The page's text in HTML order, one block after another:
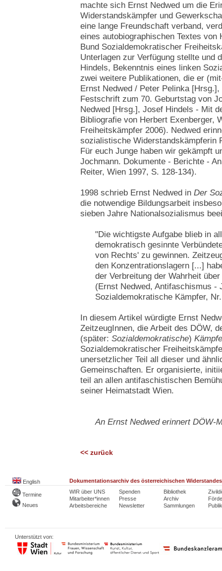
machte sich Ernst Nedwed um die
Widerstandskämpfer und
eine lange Freundschaft verband,
eines autobiographischen Textes von
Bund Sozialdemokratischer
Unterlagen zur Verfügung stellte und
Hindels, Bekenntnis eines linken
zwei weitere Publikationen, die er
Ernst Nedwed / Peter Pelinka
Festschrift zum 70. Geburtstag von
Nedwed [Hrsg.], Josef Hindels - Mit
Bibliografie von Herbert Exenberger,
Freiheitskämpfer 2006). Nedwed
sozialistische Widerstandskämpferin
Für euch Junge haben wir gekämpft
Jochmann. Dokumente - Berichte -
Reiter, Wien 1997, S. 128-134).
1998 schrieb Ernst Nedwed in Der
die notwendige Bildungsarbeit
sieben Jahre Nationalsozialismus
"Die wichtigste Aufgabe blieb in
demokratisch gesinnte
von Rechts' zu gewinnen.
den Konzentrationslagern [...]
der Verbreitung der Wahrheit
(Ernst Nedwed, Antifaschismus -
Sozialdemokratische Kämpfer,
In diesem Artikel würdigte Ernst
ZeitzeugInnen, die Arbeit des DÖW,
(später: Sozialdemokratische)
Sozialdemokratischer
unersetzlicher Teil all dieser und
Gemeinschaften. Er organisierte,
teil an allen antifaschistischen
seiner Heimatstadt Wien.
An Ernst Nedwed erinnert DÖW-
<< zurück
English Dokumentationsarchiv des österreichischen Widerstandes
Termine
Neues
WIR über UNS
Mitarbeiter*innen
Arbeitsbereiche
Spenden
Presse
Newsletter
Bibliothek
Archiv
Sammlungen
Unterstützt von: